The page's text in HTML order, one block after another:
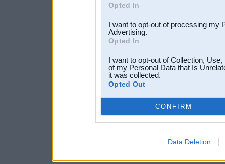
Opted In
I want to opt-out of processing my
Advertising.
Opted In
I want to opt-out of Collection,
of my Personal Data that Is
it was collected.
Opted Out
CONFIRM
Data Deletion